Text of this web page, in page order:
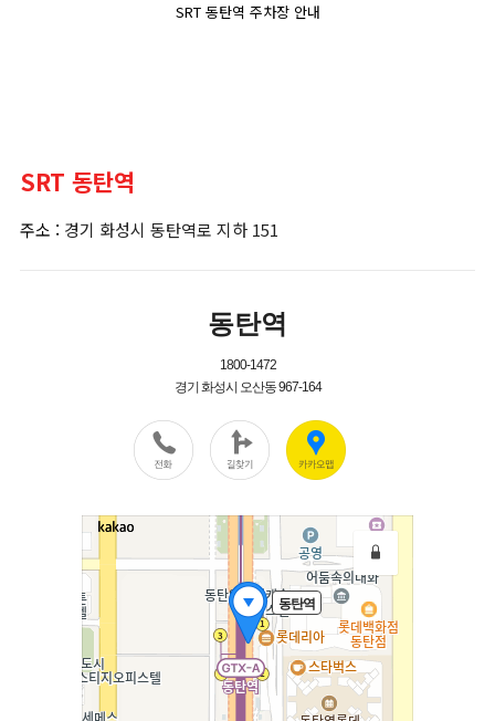
SRT 동탄역 주차장 안내
SRT 동탄역
주소 : 경기 화성시 동탄역로 지하 151